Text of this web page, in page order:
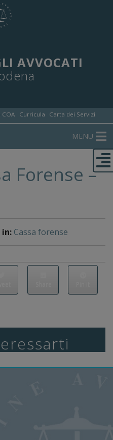
AVVOCATI
COA Curricula Carta dei Servizi
MENU
Forense –
in: Cassa forense